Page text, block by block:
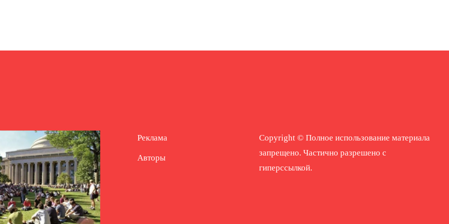
Реклама
Авторы
Copyright © Полное использование материала
запрещено. Частично разрешено с
гиперссылкой.